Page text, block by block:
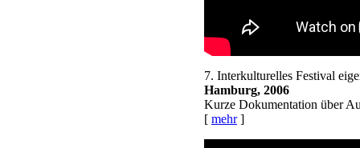
7. Interkulturelles Festival
Hamburg, 2006
Kurze Dokumentation über
[ mehr]